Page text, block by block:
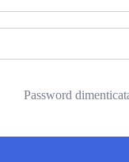
Password